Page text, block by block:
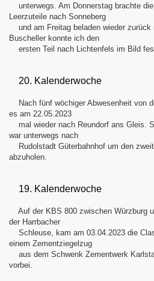
unterwegs. Am Donnerstag brachte die
Leerzuteile nach Sonneberg
und am Freitag beladen wieder zurück
Buscheller konnte ich den
ersten Teil nach Lichtenfels im Bild
20. Kalenderwoche
Nach fünf wöchiger Abwesenheit von
es am 22.05.2023
mal wieder nach Reundorf ans Gleis.
war unterwegs nach
Rudolstadt Güterbahnhof um den
abzuholen.
19. Kalenderwoche
Auf der KBS 800 zwischen Würzburg
der Harrbacher
Schleuse, kam am 03.04.2023 die
einem Zementziegelzug
aus dem Schwenk Zementwerk
vorbei.